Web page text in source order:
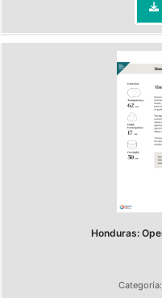
Honduras:
Categoría: